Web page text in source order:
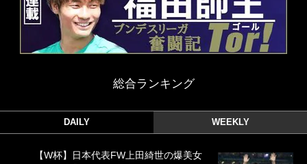
総合ランキング
DAILY WEEKLY
【W杯】日本代表FW上田綺世の爆美女